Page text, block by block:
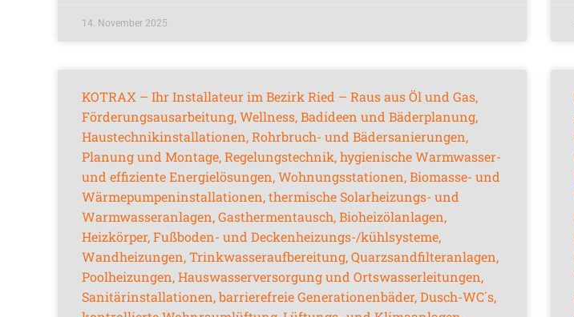
14. November 2025
KOTRAX – Ihr Installateur im Bezirk Ried – Raus aus Öl und Gas,
Förderungsausarbeitung, Wellness, Badideen und Bäderplanung,
Haustechnikinstallationen, Rohrbruch- und Bädersanierungen,
Planung und Montage, Regelungstechnik, hygienische Warmwasser-
und effiziente Energielösungen, Wohnungsstationen, Biomasse- und
Wärmepumpeninstallationen, thermische Solarheizungs- und
Warmwasseranlagen, Gasthermentausch, Bioheizölanlagen,
Heizkörper, Fußboden- und Deckenheizungs-/kühlsysteme,
Wandheizungen, Trinkwasseraufbereitung, Quarzsandfilteranlagen,
Poolheizungen, Hauswasserversorgung und Ortswasserleitungen,
Sanitärinstallationen, barrierefreie Generationenbäder, Dusch-WC´s,